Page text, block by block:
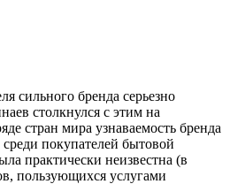
сильного бренда серьезно
столкнулся с этим на
стран мира узнаваемость бренда
покупателей бытовой
практически неизвестна (в
пользующихся услугами